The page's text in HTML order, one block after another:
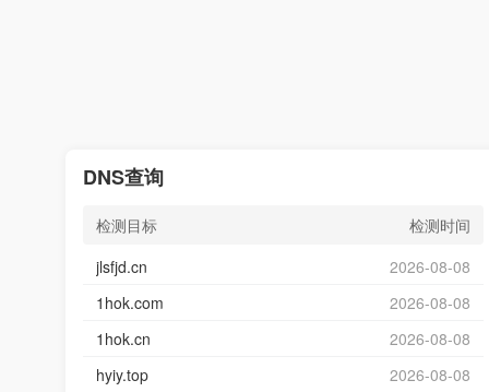
DNS查询
检测目标
检测时间
jlsfjd.cn
2026-08-08
1hok.com
2026-08-08
1hok.cn
2026-08-08
hyiy.top
2026-08-08